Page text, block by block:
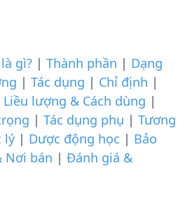
gì? | Thành phần | Dạng
| Tác dụng | Chỉ định |
Liều lượng & Cách dùng |
| Tác dụng phụ | Tương
lý | Dược động học | Bảo
Nơi bán | Đánh giá &